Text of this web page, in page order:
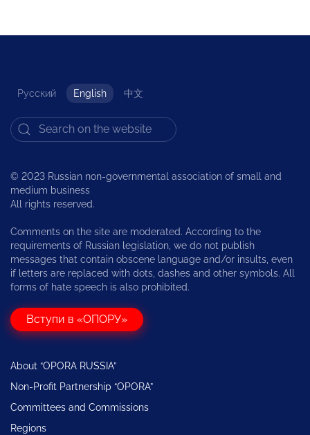
Русский English 中文
© 2023 Russian non-governmental association of small and
medium business
All rights reserved.
Comments on the site are moderated. According to the
requirements of Russian legislation, we do not publish
messages that contain obscene language and/or insults, even
if letters are replaced with dots, dashes and other symbols. All
forms of hate speech is also prohibited.
Вступи в «ОПОРУ»
About “OPORA RUSSIA”
Non-Profit Partnership “OPORA”
Committees and Commissions
Regions